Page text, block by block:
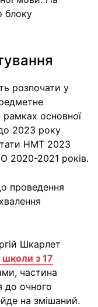
блоку
розпочати у
рамках основної
2023 року
НМТ 2023
2020-2021 років.
проведення
Шкарлет
школи з 17
частина
до очного
на змішаний.